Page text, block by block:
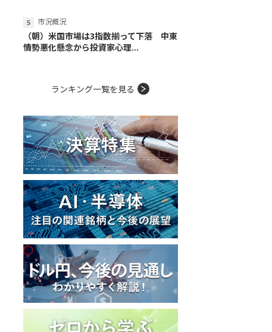
市況概況
（朝）米国市場は3指数揃って下落 中東
情勢悪化懸念から投資家心理...
ランキング一覧を見る